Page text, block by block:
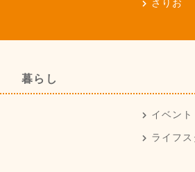
さりお
暮らし
イベント
ライフ